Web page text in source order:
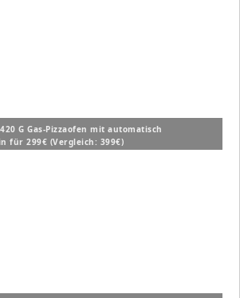
G Gas-Pizzaofen mit automatisch
für 299€ (Vergleich: 399€)